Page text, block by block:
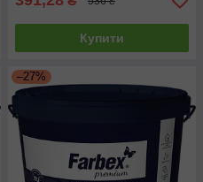
Купити
–27%